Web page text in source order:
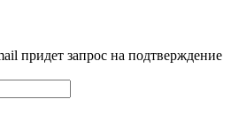
придет запрос на подтверждение